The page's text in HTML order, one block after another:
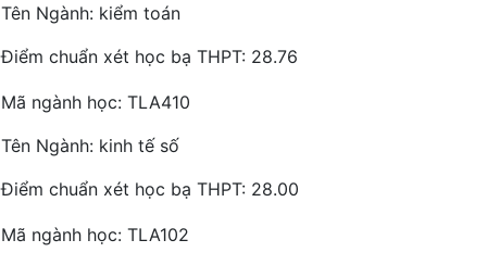
Tên Ngành: kiểm toán
Điểm chuẩn xét học bạ THPT: 28.76
Mã ngành học: TLA410
Tên Ngành: kinh tế số
Điểm chuẩn xét học bạ THPT: 28.00
Mã ngành học: TLA102